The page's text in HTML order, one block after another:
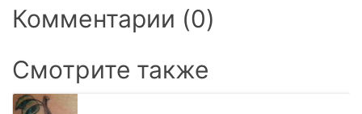
Комментарии (0)
Смотрите также